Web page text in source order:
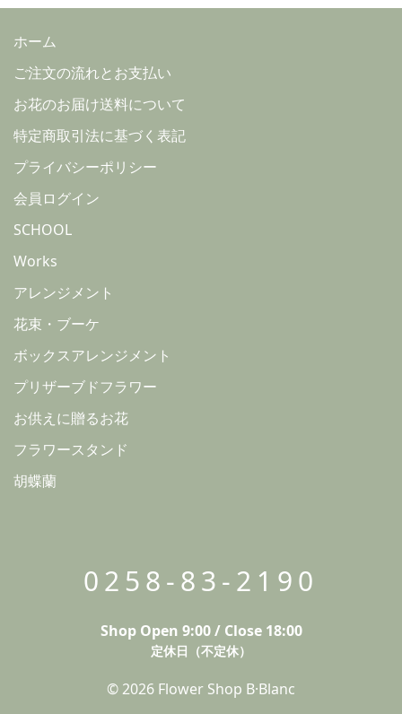
ホーム
ご注文の流れとお支払い
お花のお届け送料について
特定商取引法に基づく表記
プライバシーポリシー
会員ログイン
SCHOOL
Works
アレンジメント
花束・ブーケ
ボックスアレンジメント
プリザーブドフラワー
お供えに贈るお花
フラワースタンド
胡蝶蘭
0258-83-2190
Shop Open 9:00 / Close 18:00
定休日（不定休）
© 2026 Flower Shop B·Blanc